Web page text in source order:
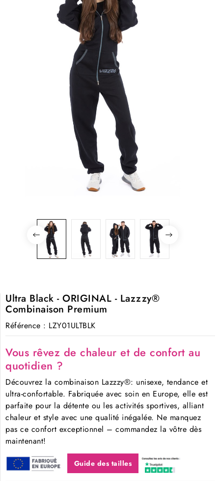
Ultra Black - ORIGINAL - Lazzzy®
Combinaison Premium
Référence : LZY01ULTBLK
Vous rêvez de chaleur et de confort au
quotidien ?
Découvrez la combinaison Lazzzy®: unisexe, tendance et
ultra-confortable. Fabriquée avec soin en Europe, elle est
parfaite pour la détente ou les activités sportives, alliant
chaleur et style avec une qualité inégalée. Ne manquez
pas ce confort exceptionnel – commandez la vôtre dès
maintenant!
Guide des tailles